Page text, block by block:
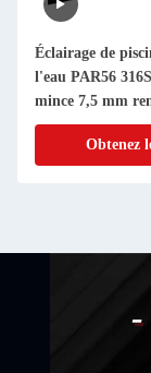
Éclairage de
l'eau PAR56
mince 7,5 mm
monté 230MM
Obtenez
-